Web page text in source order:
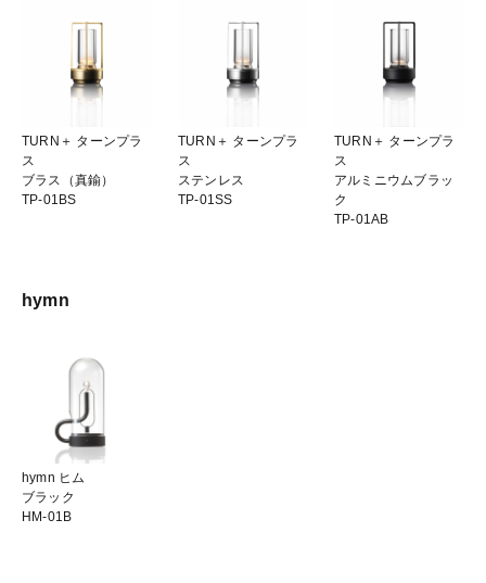
TURN＋ ターンプラ
ス
ブラス（真鍮）
TP-01BS
TURN＋ ターンプラ
ス
ステンレス
TP-01SS
TURN＋ ターンプラ
ス
アルミニウムブラッ
ク
TP-01AB
hymn
hymn ヒム
ブラック
HM-01B